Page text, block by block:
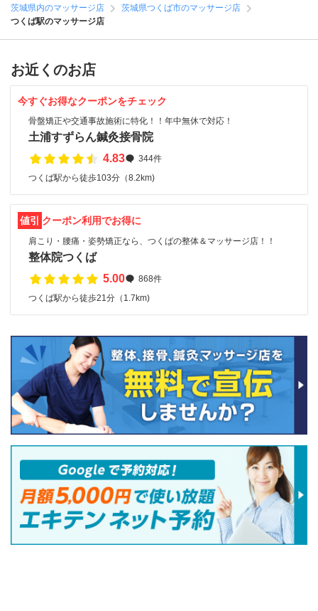
茨城県内のマッサージ店
茨城県つくば市のマッサージ店
つくば駅のマッサージ店
お近くのお店
今すぐお得なクーポンをチェック
骨盤矯正や交通事故施術に特化！！年中無休で対応！
土浦すずらん鍼灸接骨院
4.83
344件
つくば駅から徒歩103分（8.2km)
値引 クーポン利用でお得に
肩こり・腰痛・姿勢矯正なら、つくばの整体＆マッサージ店！！
整体院つくば
5.00
868件
つくば駅から徒歩21分（1.7km)